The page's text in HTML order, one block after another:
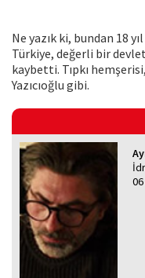
Ne yazık ki, bundan 18
Türkiye, değerli bir
kaybetti. Tıpkı
Yazıcıoğlu gibi.